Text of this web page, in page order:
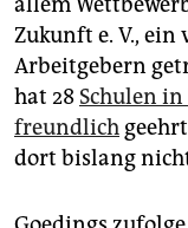
Zukunft e. V.,
Arbeitgebern
hat 28 Schulen
freundlich
dort bislang